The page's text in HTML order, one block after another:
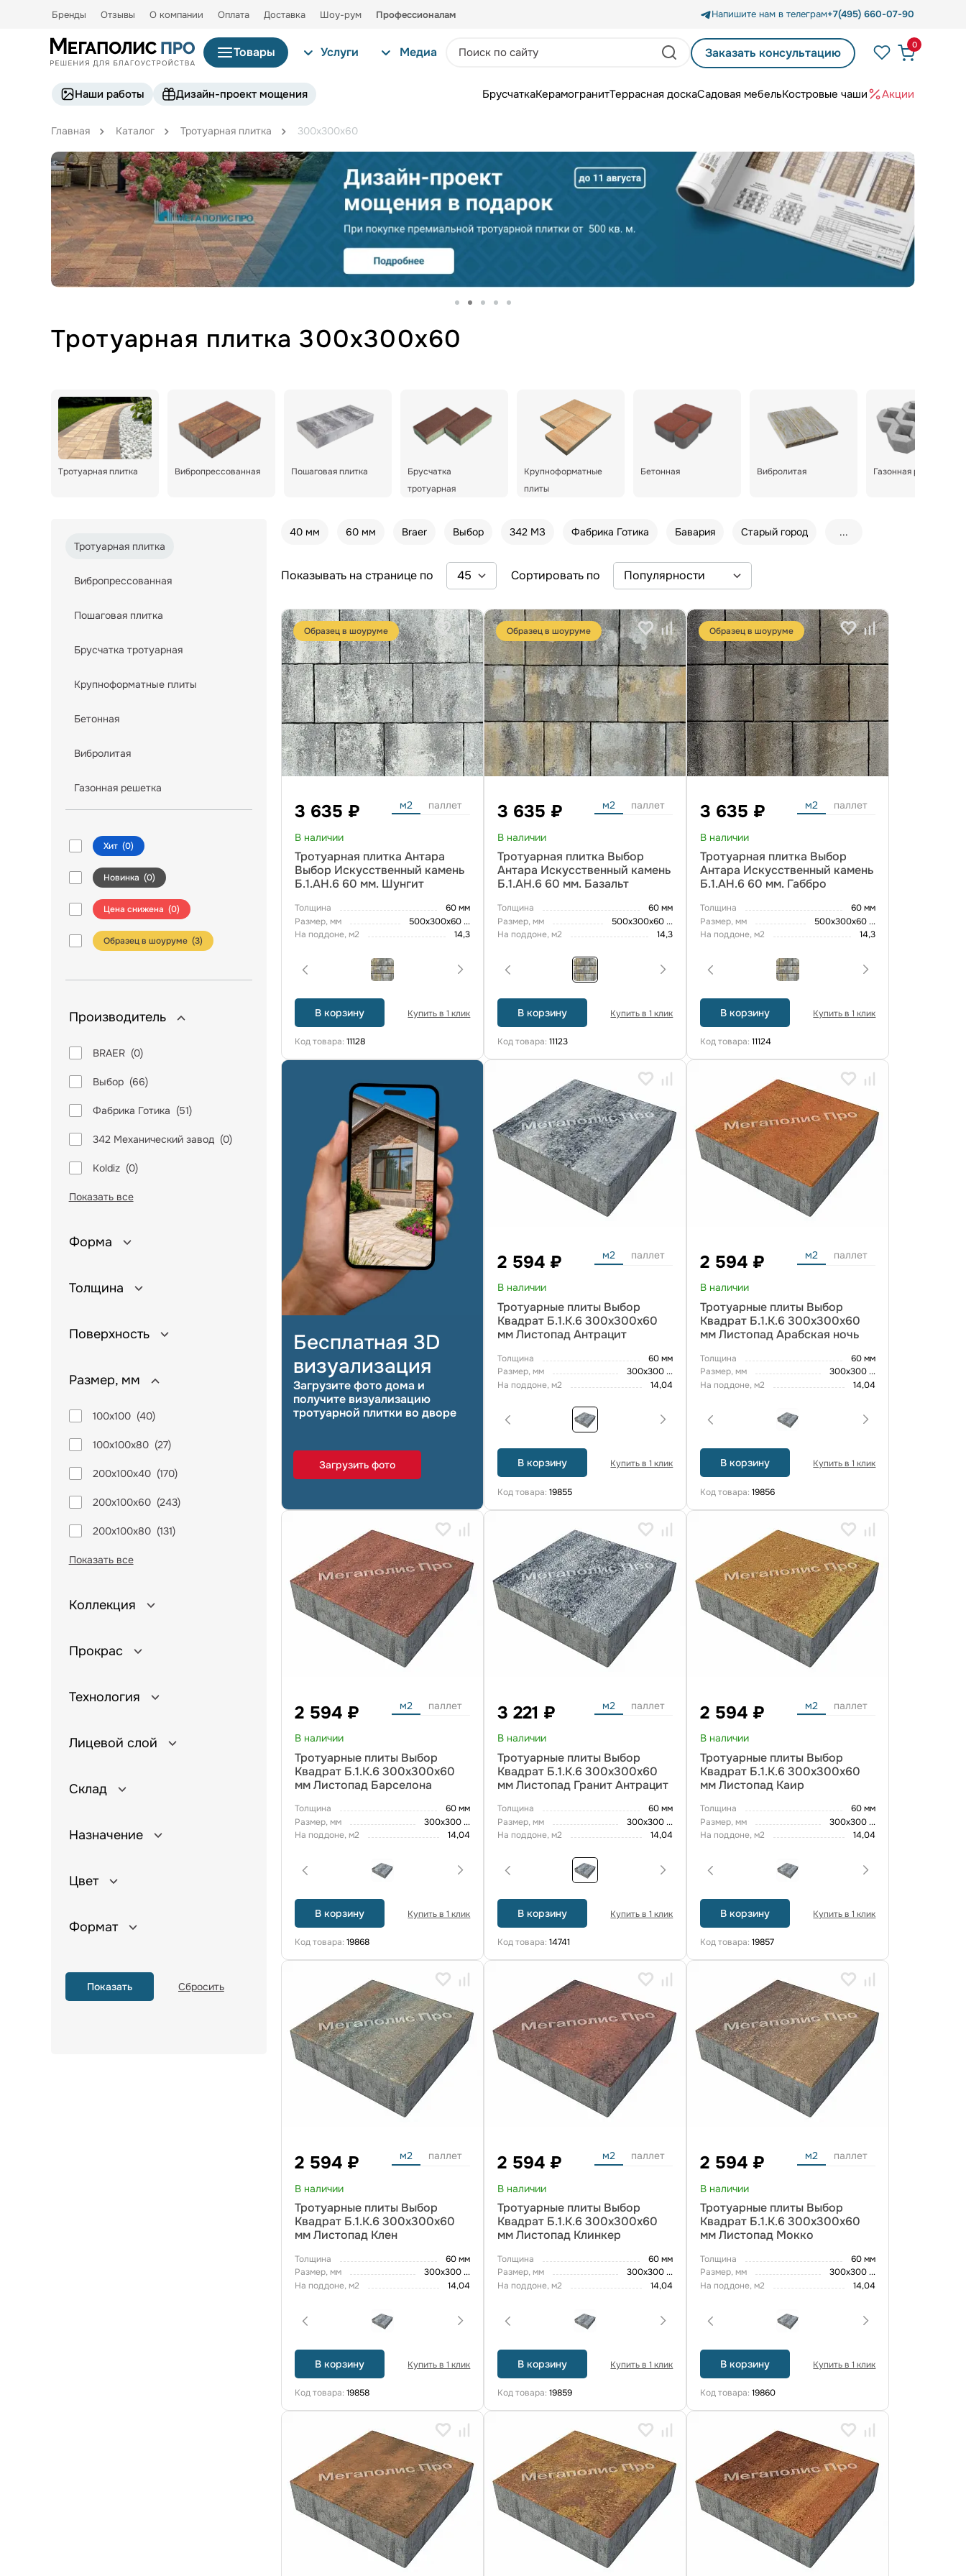
Бренды Отзывы О компании Оплата Доставка Шоу-рум Профессионалам Напишите нам в телеграм+7(495) 660-07-90
Товары Услуги Медиа Заказать консультацию
0
Наши работы Дизайн-проект мощения БрусчаткаКерамогранитТеррасная доскаСадовая мебельКостровые чаши Акции
Главная Каталог Тротуарная плитка 300х300х60
Тротуарная плитка 300х300х60
Тротуарная плитка Вибропрессованная Пошаговая плитка
Брусчатка
тротуарная
Крупноформатные
плиты
Бетонная Вибролитая Газонная решетка
Тротуарная плитка
Вибропрессованная
Пошаговая плитка
Брусчатка тротуарная
Крупноформатные плиты
Бетонная
Вибролитая
Газонная решетка
Хит(0)
Новинка (0)
Цена снижена (0)
Образец в шоуруме (3)
Производитель
BRAER(0)
Выбор(66)
Фабрика Готика (51)
342 Механический завод(0)
Koldiz(0)
Показать все
Форма
Толщина
Поверхность
Размер, мм
100х100(40)
100х100х80(27)
200х100х40(170)
200х100х60(243)
200х100х80(131)
Показать все
Коллекция
Прокрас
Технология
Лицевой слой
Склад
Назначение
Цвет
Формат
40 мм 60 мм Braer Выбор 342 МЗ Фабрика Готика Бавария Старый город ...
Показывать на странице по Сортировать по
Образец в шоуруме
3 635 ₽ м2 паллет
В наличии
Тротуарная плитка Антара
Выбор Искусственный камень
Б.1.АН.6 60 мм. Шунгит
Толщина
60 мм
Размер, мм
500х300х60...
На поддоне, м2
14,3
В корзину Купить в 1 клик
Код товара:11128
Образец в шоуруме
3 635 ₽ м2 паллет
В наличии
Тротуарная плитка Выбор
Антара Искусственный камень
Б.1.АН.6 60 мм. Базальт
Толщина
60 мм
Размер, мм
500х300х60...
На поддоне, м2
14,3
В корзину Купить в 1 клик
Код товара:11123
Образец в шоуруме
3 635 ₽ м2 паллет
В наличии
Тротуарная плитка Выбор
Антара Искусственный камень
Б.1.АН.6 60 мм. Габбро
Толщина
60 мм
Размер, мм
500х300х60...
На поддоне, м2
14,3
В корзину Купить в 1 клик
Код товара:11124
Бесплатная 3D
визуализация
Загрузите фото дома и
получите визуализацию
тротуарной плитки во дворе
Загрузить фото
2 594 ₽ м2 паллет
В наличии
Тротуарные плиты Выбор
Квадрат Б.1.К.6 300х300х60
мм Листопад Антрацит
Толщина
60 мм
Размер, мм
300х300...
На поддоне, м2
14,04
В корзину Купить в 1 клик
Код товара:19855
2 594 ₽ м2 паллет
В наличии
Тротуарные плиты Выбор
Квадрат Б.1.К.6 300х300х60
мм Листопад Арабская ночь
Толщина
60 мм
Размер, мм
300х300...
На поддоне, м2
14,04
В корзину Купить в 1 клик
Код товара:19856
2 594 ₽ м2 паллет
В наличии
Тротуарные плиты Выбор
Квадрат Б.1.К.6 300х300х60
мм Листопад Барселона
Толщина
60 мм
Размер, мм
300х300...
На поддоне, м2
14,04
В корзину Купить в 1 клик
Код товара:19868
3 221 ₽ м2 паллет
В наличии
Тротуарные плиты Выбор
Квадрат Б.1.К.6 300х300х60
мм Листопад Гранит Антрацит
Толщина
60 мм
Размер, мм
300х300...
На поддоне, м2
14,04
В корзину Купить в 1 клик
Код товара:14741
2 594 ₽ м2 паллет
В наличии
Тротуарные плиты Выбор
Квадрат Б.1.К.6 300х300х60
мм Листопад Каир
Толщина
60 мм
Размер, мм
300х300...
На поддоне, м2
14,04
В корзину Купить в 1 клик
Код товара:19857
2 594 ₽ м2 паллет
В наличии
Тротуарные плиты Выбор
Квадрат Б.1.К.6 300х300х60
мм Листопад Клен
Толщина
60 мм
Размер, мм
300х300...
На поддоне, м2
14,04
В корзину Купить в 1 клик
Код товара:19858
2 594 ₽ м2 паллет
В наличии
Тротуарные плиты Выбор
Квадрат Б.1.К.6 300х300х60
мм Листопад Клинкер
Толщина
60 мм
Размер, мм
300х300...
На поддоне, м2
14,04
В корзину Купить в 1 клик
Код товара:19859
2 594 ₽ м2 паллет
В наличии
Тротуарные плиты Выбор
Квадрат Б.1.К.6 300х300х60
мм Листопад Мокко
Толщина
60 мм
Размер, мм
300х300...
На поддоне, м2
14,04
В корзину Купить в 1 клик
Код товара:19860